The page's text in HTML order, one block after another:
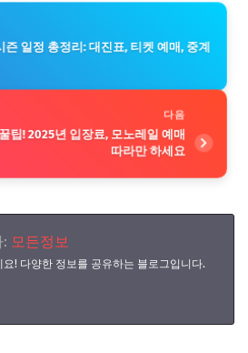
즌 일정 총정리: 대진표, 티켓 예매, 중계
다음
팁! 2025년 입장료, 모노레일 예매
따라만 하세요
모든정보
요! 다양한 정보를 공유하는 블로그입니다.